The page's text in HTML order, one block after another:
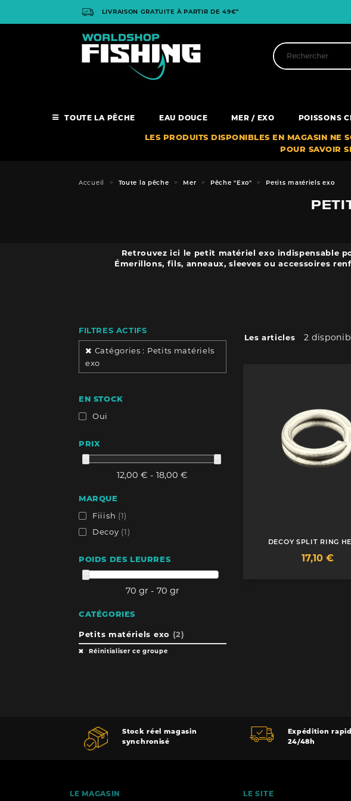
Panneau de gestion des cookies
LIVRAISON GRATUITE À PARTIR DE 49€*
TOUTE LA PÊCHE EAU DOUCE MER / EXO POISSONS
LES PRODUITS DISPONIBLES EN MAGASIN NE
POUR SAVOIR
Accueil Toute la pêche Mer Pêche "Exo" Petits matériels exo
Retrouvez ici le petit matériel exo indispensable
Émerillons, fils, anneaux, sleeves ou accessoires
FILTRES ACTIFS
Catégories : Petits matériels
exo
EN STOCK
Oui
PRIX
12,00 € - 18,00 €
MARQUE
Fiiish (1)
Decoy (1)
POIDS DES LEURRES
70 gr - 70 gr
CATÉGORIES
Petits matériels exo (2)
Réinitialiser ce groupe
Les articles 2
DECOY SPLIT RING
Prix
17,10 €
Stock réel magasin
synchronisé
Expédition
24/48h
LE MAGASIN LE SITE